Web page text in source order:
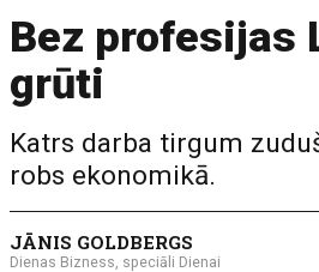
Bez profesijas
grūti
Katrs darba tirgum
robs ekonomikā.
JĀNIS GOLDBERGS
Dienas Bizness, speciāli Dienai